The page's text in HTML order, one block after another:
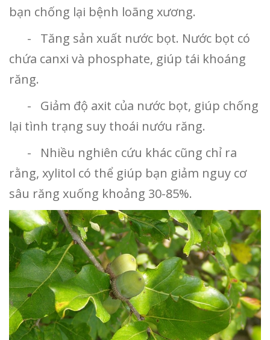
bạn chống lại bệnh loãng xương.
- Tăng sản xuất nước bọt. Nước bọt có
chứa canxi và phosphate, giúp tái khoáng
răng.
- Giảm độ axit của nước bọt, giúp chống
lại tình trạng suy thoái nướu răng.
- Nhiều nghiên cứu khác cũng chỉ ra
rằng, xylitol có thể giúp bạn giảm nguy cơ
sâu răng xuống khoảng 30-85%.